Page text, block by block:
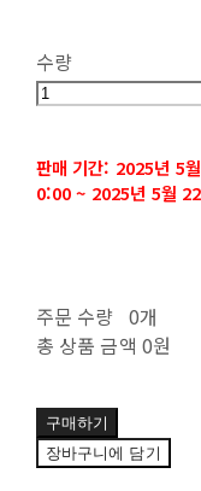
수량
판매 기간: 2025년 5
0:00 ~ 2025년 5월
주문 수량 0개
총 상품 금액 0원
구매하기
장바구니에 담기